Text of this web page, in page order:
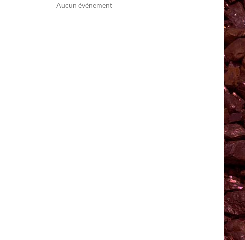
Aucun évènement